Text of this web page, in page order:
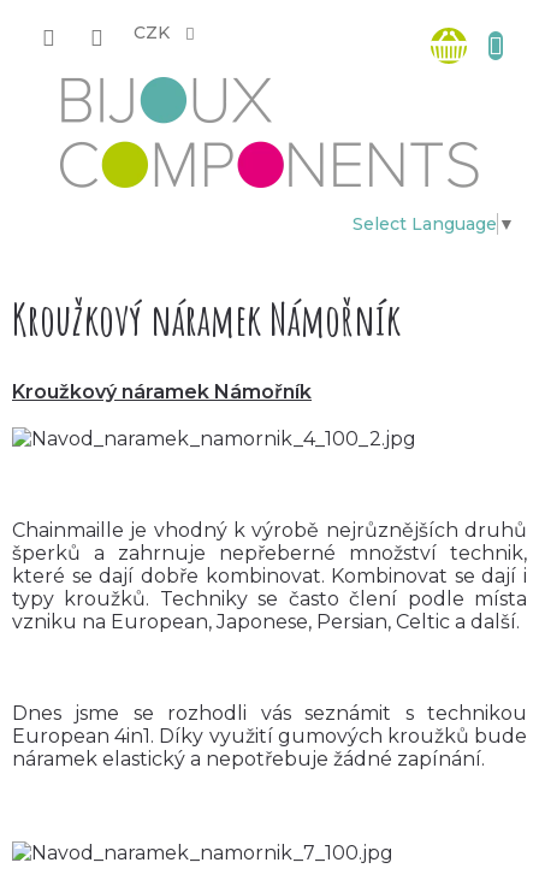
CZK
Select Language ▼
košík
Kroužkový náramek Námořník
Kroužkový náramek Námořník
Chainmaille je vhodný k výrobě nejrůznějších druhů
šperků a zahrnuje nepřeberné množství technik,
které se dají dobře kombinovat. Kombinovat se dají i
typy kroužků. Techniky se často člení podle místa
vzniku na European, Japonese, Persian, Celtic a další.
Dnes jsme se rozhodli vás seznámit s technikou
European 4in1. Díky využití gumových kroužků bude
náramek elastický a nepotřebuje žádné zapínání.